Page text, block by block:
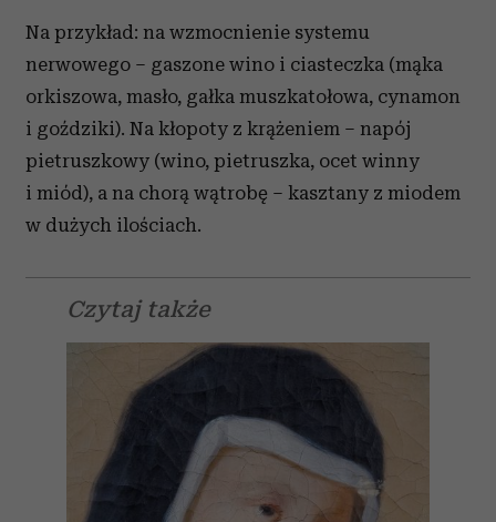
Na przykład: na wzmocnienie systemu
nerwowego – gaszone wino i ciasteczka (mąka
orkiszowa, masło, gałka muszkatołowa, cynamon
i goździki). Na kłopoty z krążeniem – napój
pietruszkowy (wino, pietruszka, ocet winny
i miód), a na chorą wątrobę – kasztany z miodem
w dużych ilościach.
Czytaj także